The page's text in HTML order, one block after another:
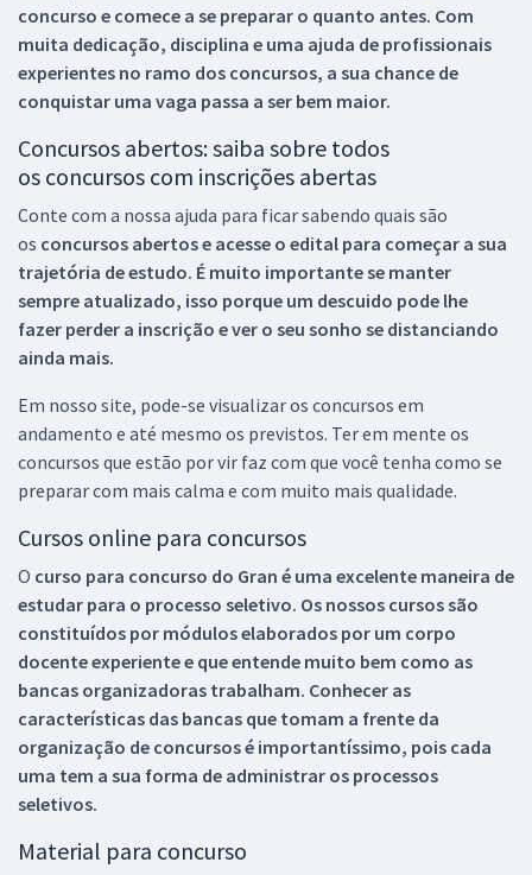
concurso e comece a se preparar o quanto antes. Com
muita dedicação, disciplina e uma ajuda de profissionais
experientes no ramo dos concursos, a sua chance de
conquistar uma vaga passa a ser bem maior.
Concursos abertos: saiba sobre todos
os concursos com inscrições abertas
Conte com a nossa ajuda para ficar sabendo quais são
os concursos abertos e acesse o edital para começar a sua
trajetória de estudo. É muito importante se manter
sempre atualizado, isso porque um descuido pode lhe
fazer perder a inscrição e ver o seu sonho se distanciando
ainda mais.
Em nosso site, pode-se visualizar os concursos em
andamento e até mesmo os previstos. Ter em mente os
concursos que estão por vir faz com que você tenha como se
preparar com mais calma e com muito mais qualidade.
Cursos online para concursos
O curso para concurso do Gran é uma excelente maneira de
estudar para o processo seletivo. Os nossos cursos são
constituídos por módulos elaborados por um corpo
docente experiente e que entende muito bem como as
bancas organizadoras trabalham. Conhecer as
características das bancas que tomam a frente da
organização de concursos é importantíssimo, pois cada
uma tem a sua forma de administrar os processos
seletivos.
Material para concurso